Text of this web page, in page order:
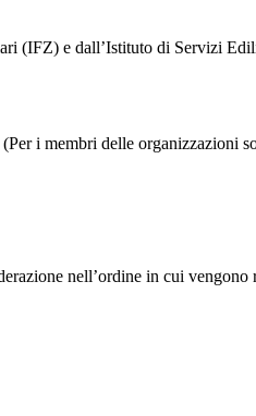
(IFZ) e dall’Istituto di Servizi
i membri delle organizzazioni
nell’ordine in cui vengono